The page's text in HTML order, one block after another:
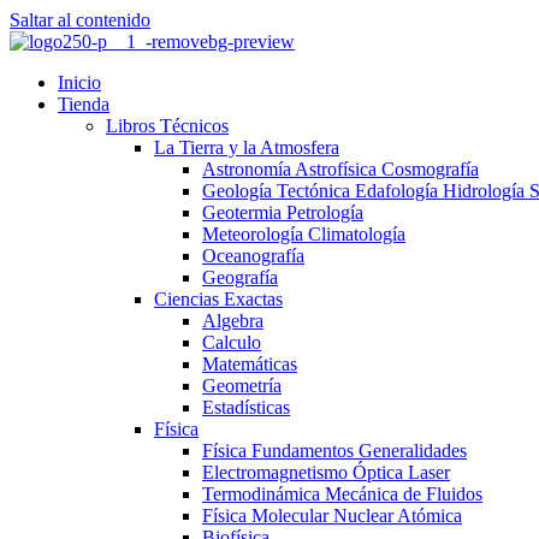
Saltar al contenido
Inicio
Tienda
Libros Técnicos
La Tierra y la Atmosfera
Astronomía Astrofísica Cosmografía
Geología Tectónica Edafología Hidrología
Geotermia Petrología
Meteorología Climatología
Oceanografía
Geografía
Ciencias Exactas
Algebra
Calculo
Matemáticas
Geometría
Estadísticas
Física
Física Fundamentos Generalidades
Electromagnetismo Óptica Laser
Termodinámica Mecánica de Fluidos
Física Molecular Nuclear Atómica